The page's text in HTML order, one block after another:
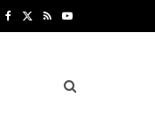
R Y
u